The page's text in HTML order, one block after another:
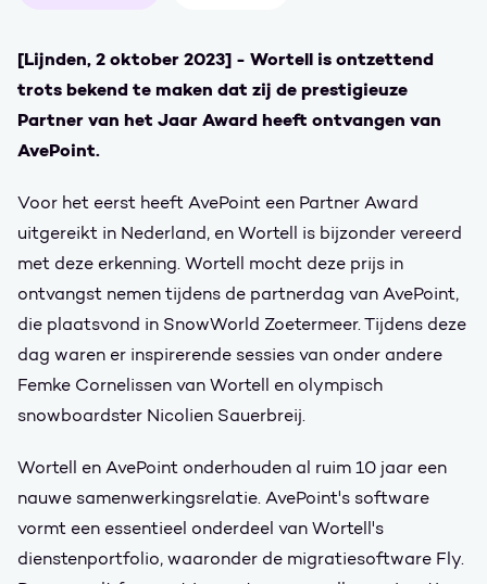
[Lijnden, 2 oktober 2023] - Wortell is ontzettend
trots bekend te maken dat zij de prestigieuze
Partner van het Jaar Award heeft ontvangen van
AvePoint.
Voor het eerst heeft AvePoint een Partner Award
uitgereikt in Nederland, en Wortell is bijzonder vereerd
met deze erkenning. Wortell mocht deze prijs in
ontvangst nemen tijdens de partnerdag van AvePoint,
die plaatsvond in SnowWorld Zoetermeer. Tijdens deze
dag waren er inspirerende sessies van onder andere
Femke Cornelissen van Wortell en olympisch
snowboardster Nicolien Sauerbreij.
Wortell en AvePoint onderhouden al ruim 10 jaar een
nauwe samenwerkingsrelatie. AvePoint's software
vormt een essentieel onderdeel van Wortell's
dienstenportfolio, waaronder de migratiesoftware Fly.